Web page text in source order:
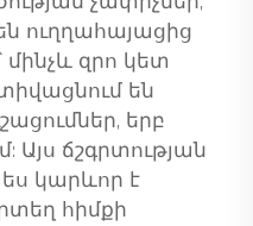
ուղղահայացից
մինչև զրո կետ
են
երբ
Այս ճշգրտության
կարևոր է
հիմքի